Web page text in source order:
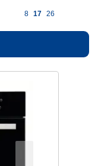
8 17 26